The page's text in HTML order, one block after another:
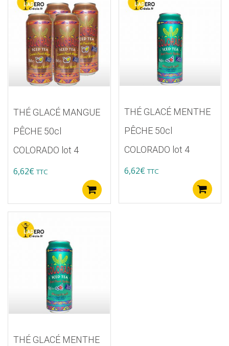
THÉ GLACÉ MANGUE
PÊCHE 50cl
COLORADO lot 4
6,62€ TTC
THÉ GLACÉ MENTHE
PÊCHE 50cl
COLORADO lot 4
6,62€ TTC
THÉ GLACÉ MENTHE